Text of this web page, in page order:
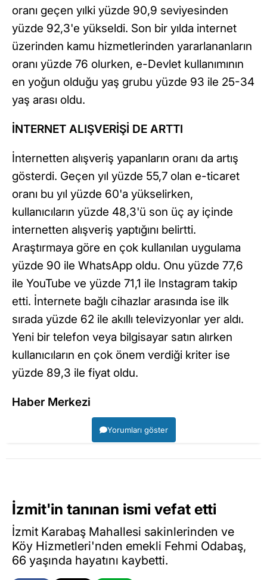
oranı geçen yılki yüzde 90,9 seviyesinden
yüzde 92,3'e yükseldi. Son bir yılda internet
üzerinden kamu hizmetlerinden yararlananların
oranı yüzde 76 olurken, e-Devlet kullanımının
en yoğun olduğu yaş grubu yüzde 93 ile 25-34
yaş arası oldu.
İNTERNET ALIŞVERİŞİ DE ARTTI
İnternetten alışveriş yapanların oranı da artış
gösterdi. Geçen yıl yüzde 55,7 olan e-ticaret
oranı bu yıl yüzde 60'a yükselirken,
kullanıcıların yüzde 48,3'ü son üç ay içinde
internetten alışveriş yaptığını belirtti.
Araştırmaya göre en çok kullanılan uygulama
yüzde 90 ile WhatsApp oldu. Onu yüzde 77,6
ile YouTube ve yüzde 71,1 ile Instagram takip
etti. İnternete bağlı cihazlar arasında ise ilk
sırada yüzde 62 ile akıllı televizyonlar yer aldı.
Yeni bir telefon veya bilgisayar satın alırken
kullanıcıların en çok önem verdiği kriter ise
yüzde 89,3 ile fiyat oldu.
Haber Merkezi
Yorumları göster
İzmit'in tanınan ismi vefat etti
İzmit Karabaş Mahallesi sakinlerinden ve
Köy Hizmetleri'nden emekli Fehmi Odabaş,
66 yaşında hayatını kaybetti.